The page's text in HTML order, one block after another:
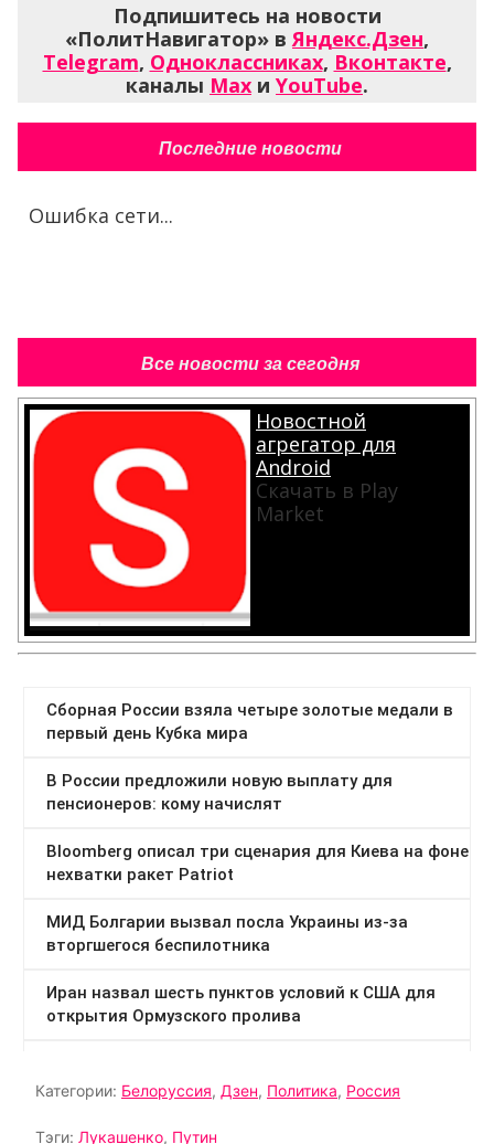
Подпишитесь на новости
«ПолитНавигатор» в Яндекс.Дзен,
Telegram, Одноклассниках, Вконтакте,
каналы Max и YouTube.
Последние новости
Ошибка сети...
Все новости за сегодня
Новостной
агрегатор для
Android
Скачать в Play
Market
Категории: Белоруссия, Дзен, Политика, Россия
Тэги: Лукашенко, Путин